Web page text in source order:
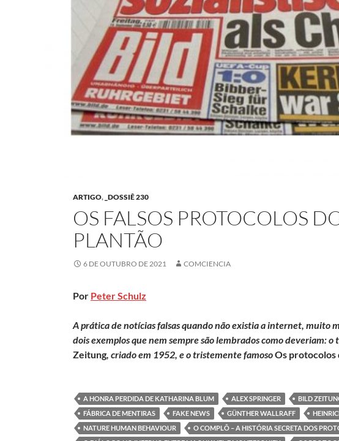
ARTIGO, _DOSSIÊ 230
OS FALSOS PROTOCOLOS
PLANTÃO
6 DE OUTUBRO DE 2021 COMCIENCIA
Por Peter Schulz
A prática de notícias falsas quando não existia a internet, muito
dois exemplos que nem sempre são lembrados como deveriam:
Zeitung , criado em 1952, e o tristemente famosoOs protocolos
A HONRA PERDIDA DE KATHARINA BLUM ALEX SPRINGER BILD
FÁBRICA DE MENTIRAS
FAKE NEWS GÜNTHER WALLRAFF
NATURE HUMAN BEHAVIOUR
O COMPLÔ – A HISTÓRIA SECRETA DOS